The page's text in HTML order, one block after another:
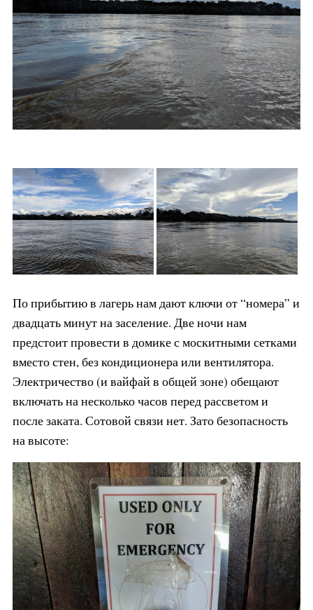
По прибытию в лагерь нам дают ключи от “номера” и
двадцать минут на заселение. Две ночи нам
предстоит провести в домике с москитными сетками
вместо стен, без кондиционера или вентилятора.
Электричество (и вайфай в общей зоне) обещают
включать на несколько часов перед рассветом и
после заката. Сотовой связи нет. Зато безопасность
на высоте: